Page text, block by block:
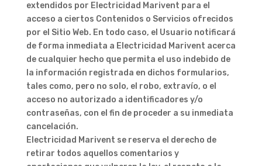
extendidos por Electricidad Marivent para el
acceso a ciertos Contenidos o Servicios ofrecidos
por el Sitio Web. En todo caso, el Usuario notificará
de forma inmediata a Electricidad Marivent acerca
de cualquier hecho que permita el uso indebido de
la información registrada en dichos formularios,
tales como, pero no solo, el robo, extravío, o el
acceso no autorizado a identificadores y/o
contraseñas, con el fin de proceder a su inmediata
cancelación.
Electricidad Marivent se reserva el derecho de
retirar todos aquellos comentarios y